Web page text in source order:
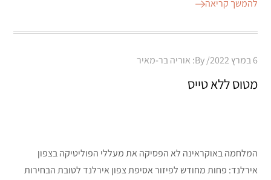
להמשך קריאה
Posted
6 במרץ 2022 By: אוריה בר-מאיר
מטוס ללא טייס
המלחמה באוקראינה לא הפסיקה את מעללי הפוליטיקה בצפון
אירלנד: פחות מחודש לפיזור אסיפת צפון אירלנד לטובת הבחירות